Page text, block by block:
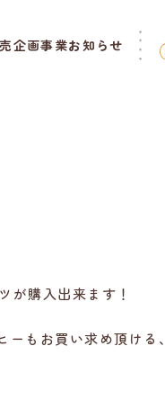
企画事業お知らせ
が購入出来ます！
もお買い求め頂ける、